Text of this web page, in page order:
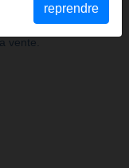
vente.
reprendre